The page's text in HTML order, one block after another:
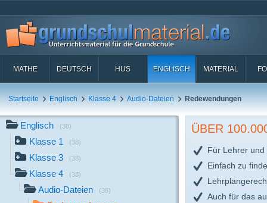
MATHE DEUTSCH HUS ENGLISCH MATERIAL
Startseite Englisch Klasse 4 Audio-Dateien Redewendungen
Englisch (38)
Klasse 1 (38)
Klasse 3 (38)
Klasse 4 (38)
Audio-Dateien (38)
ÜBER
Für Lehrer und
Einfach zu
Auch für das